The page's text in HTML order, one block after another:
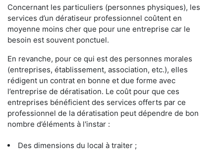
Concernant les particuliers (personnes physiques), les
services d’un dératiseur professionnel coûtent en
moyenne moins cher que pour une entreprise car le
besoin est souvent ponctuel.
En revanche, pour ce qui est des personnes morales
(entreprises, établissement, association, etc.), elles
rédigent un contrat en bonne et due forme avec
l’entreprise de dératisation. Le coût pour que ces
entreprises bénéficient des services offerts par ce
professionnel de la dératisation peut dépendre de bon
nombre d’éléments à l'instar :
Des dimensions du local à traiter ;